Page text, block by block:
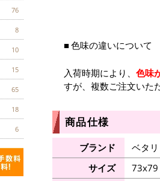
76
8
10
15
65
18
6
色味の違いについて
入荷時期により、 色味
すが、複数ご注文いた
商品仕様
ブランド
ベタ
サイズ
73x79